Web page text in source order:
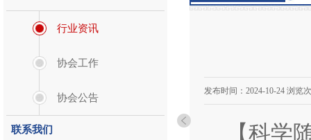
行业资讯
协会工作
协会公告
联系我们
发布时间： 2024-10-24浏览
【科学